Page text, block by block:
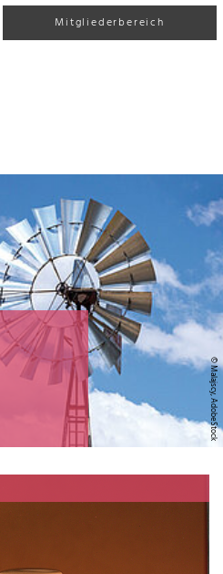
Mitgliederbereich
© Malajscy, AdobeStock